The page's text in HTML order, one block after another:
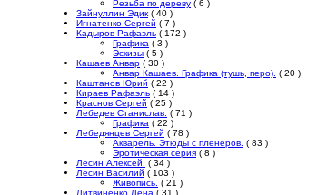
Резьба по дереву ( 6 )
Зайнуллин Эдик ( 40 )
Игнатенко Сергей ( 7 )
Кадыров Рафаэль ( 172 )
Графика ( 3 )
Эскизы ( 5 )
Кашаев Анвар ( 30 )
Анвар Кашаев. Графика (тушь, перо). ( 20 )
Каштанов Юрий ( 22 )
Кираев Рафаэль ( 14 )
Краснов Сергей ( 25 )
Лебедев Станислав. ( 71 )
Графика ( 22 )
Лебедянцев Сергей ( 78 )
Акварель. Этюды с пленеров. ( 83 )
Эротическая серия ( 8 )
Лесин Алексей. ( 34 )
Лесин Василий ( 103 )
Живопись. ( 21 )